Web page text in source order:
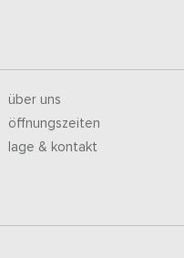
über uns
öffnungszeiten
lage & kontakt